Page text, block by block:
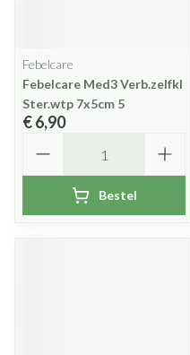
Febelcare
Febelcare Med3 Verb.zelfkl
Ster.wtp 7x5cm 5
€ 6,90
Bestel